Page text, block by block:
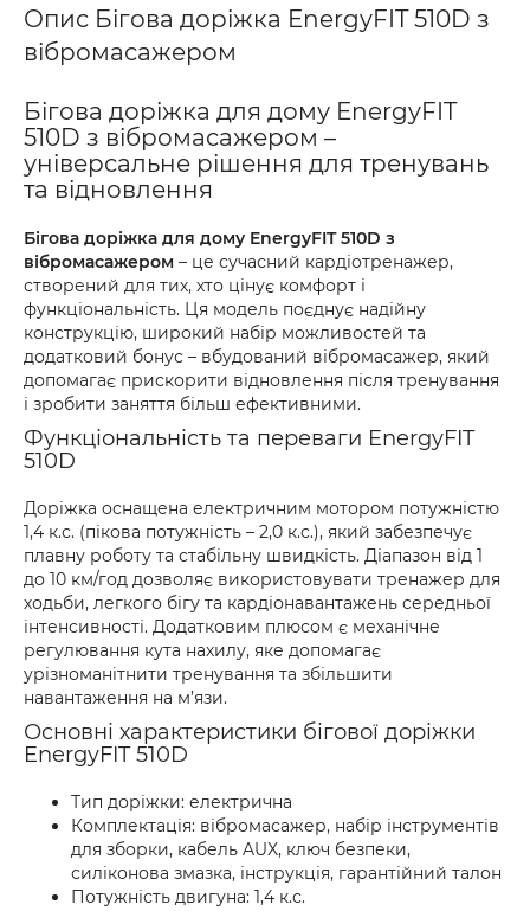
Опис Бігова доріжка EnergyFIT 510D з
вібромасажером
Бігова доріжка для дому EnergyFIT
510D з вібромасажером –
універсальне рішення для тренувань
та відновлення
Бігова доріжка для дому EnergyFIT 510D з
вібромасажером – це сучасний кардіотренажер,
створений для тих, хто цінує комфорт і
функціональність. Ця модель поєднує надійну
конструкцію, широкий набір можливостей та
додатковий бонус – вбудований вібромасажер, який
допомагає прискорити відновлення після тренування
і зробити заняття більш ефективними.
Функціональність та переваги EnergyFIT
510D
Доріжка оснащена електричним мотором потужністю
1,4 к.с. (пікова потужність – 2,0 к.с.), який забезпечує
плавну роботу та стабільну швидкість. Діапазон від 1
до 10 км/год дозволяє використовувати тренажер для
ходьби, легкого бігу та кардіонавантажень середньої
інтенсивності. Додатковим плюсом є механічне
регулювання кута нахилу, яке допомагає
урізноманітнити тренування та збільшити
навантаження на м’язи.
Основні характеристики бігової доріжки
EnergyFIT 510D
Тип доріжки: електрична
Комплектація: вібромасажер, набір інструментів
для зборки, кабель AUX, ключ безпеки,
силіконова змазка, інструкція, гарантійний талон
Потужність двигуна: 1,4 к.с.